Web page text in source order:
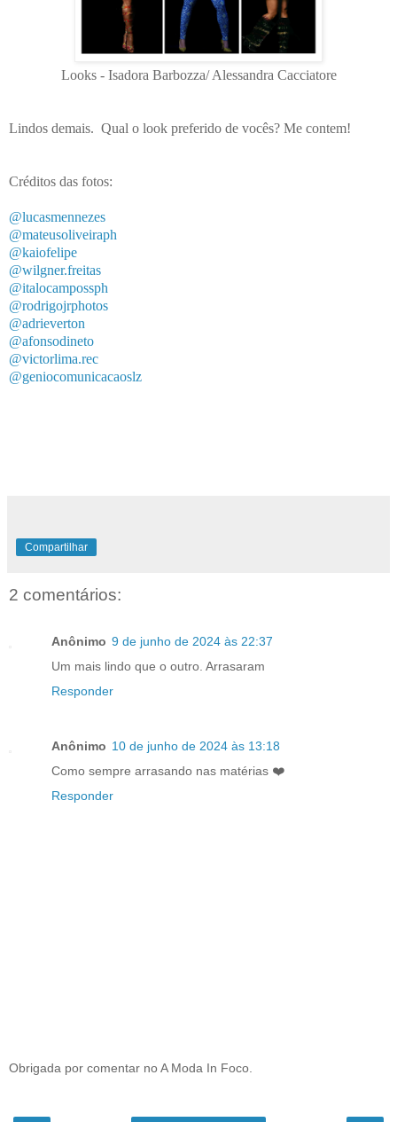
Looks - Isadora Barbozza/ Alessandra Cacciatore
Lindos demais. Qual o look preferido de vocês? Me contem!
Créditos das fotos:
@lucasmennezes
@mateusoliveiraph
@kaiofelipe
@wilgner.freitas
@italocampossph
@rodrigojrphotos
@adrieverton
@afonsodineto
@victorlima.rec
@geniocomunicacaoslz
Compartilhar
2 comentários:
Anônimo 9 de junho de 2024 às 22:37
Um mais lindo que o outro. Arrasaram
Responder
Anônimo 10 de junho de 2024 às 13:18
Como sempre arrasando nas matérias ❤️
Responder
Obrigada por comentar no A Moda In Foco.